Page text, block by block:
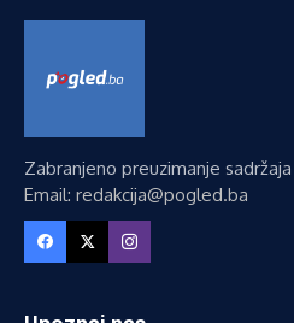
Zabranjeno preuzimanje
Email: redakcija@pogled.ba